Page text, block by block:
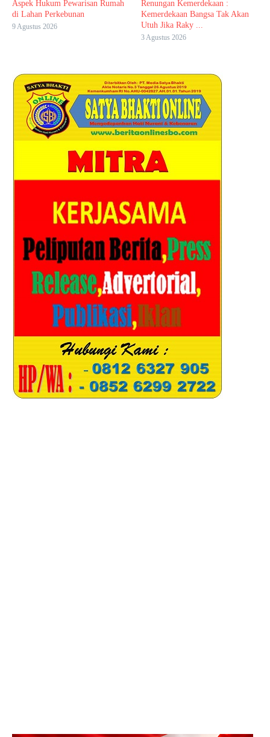
Aspek Hukum Pewarisan Rumah
di Lahan Perkebunan
9 Agustus 2026
Renungan Kemerdekaan :
Kemerdekaan Bangsa Tak Akan
Utuh Jika Raky ...
3 Agustus 2026